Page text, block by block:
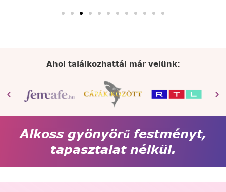
Ahol találkozhattál már velünk:
Alkoss gyönyörű festményt,
tapasztalat nélkül.